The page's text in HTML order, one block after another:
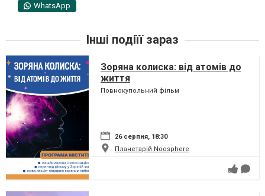
WhatsApp
Інші подіїї зараз
Зоряна колиска: від атомів до
життя
Повнокупольний фільм
26 серпня, 18:30
Планетарій Noosphere